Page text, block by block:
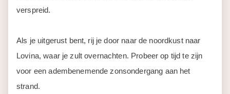
verspreid.
Als je uitgerust bent, rij je door naar de noordkust naar
Lovina, waar je zult overnachten. Probeer op tijd te zijn
voor een adembenemende zonsondergang aan het
strand.